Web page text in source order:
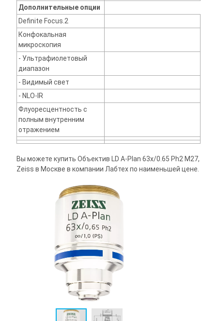
Дополнительные опции
Definite Focus.2
Конфокальная
микроскопия
- Ультрафиолетовый
диапазон
- Видимый свет
- NLO-IR
Флуоресцентность с
полным внутренним
отражением
Вы можете купить Объектив LD A-Plan 63x/0.65 Ph2 M27,
Zeiss в Москве в компании Лабтех по наименьшей цене.